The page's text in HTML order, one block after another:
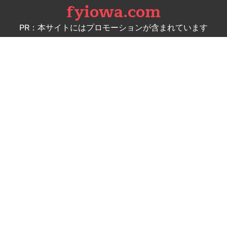
content
fyiowa.com
PR：本サイトにはプロモーションが含まれています